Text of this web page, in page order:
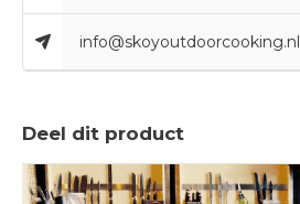
info@skoyoutdoorcooking.nl
Deel dit product